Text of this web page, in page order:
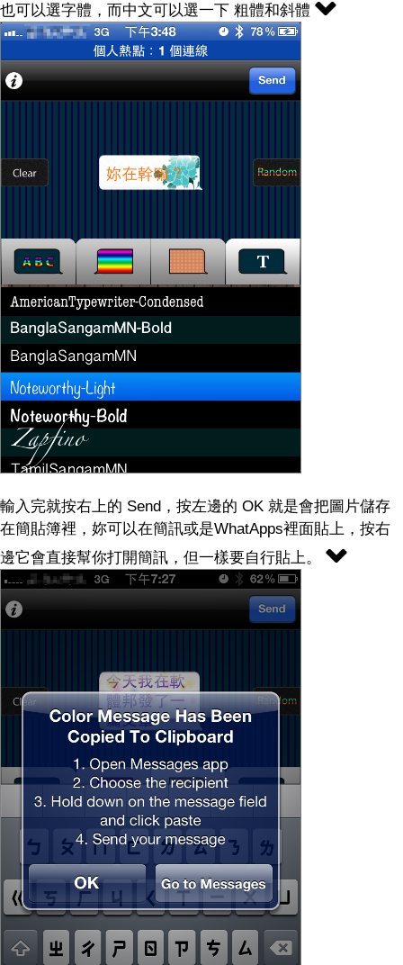
也可以選字體，而中文可以選一下 粗體和斜體
輸入完就按右上的 Send，按左邊的 OK 就是會把圖片儲存
在簡貼簿裡，妳可以在簡訊或是WhatApps裡面貼上，按右
邊它會直接幫你打開簡訊，但一樣要自行貼上。